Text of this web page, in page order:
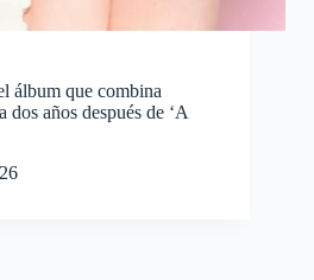
álbum que combina
años después de ‘A